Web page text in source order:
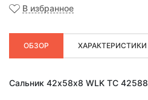
В избранное
ОБЗОР ХАРАКТЕРИСТИКИ
Сальник 42х58х8 WLK TC 42588